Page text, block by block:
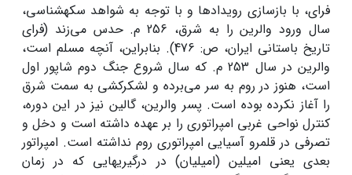
فرای، با بازسازی رویدادها و با توجه به شواهد سکه­شناسی،
سال ورود والرین را به شرق، 256 م. حدس می‌زند (فرای
تاریخ باستانی ایران، ص: 476). بنابراین، آنچه مسلم است،
والرین در سال 253 م. که سال شروع جنگ دوم شاپور اول
است، هنوز در روم به سر می‌برده و لشکرکشی به سمت شرق
را آغاز نکرده بوده است. پسر والرین، گالین نیز در این دوره،
کنترل نواحی غربی امپراتوری را بر عهده داشته است و دخل و
تصرفی در قلمرو آسیایی امپراتوری روم نداشته است. امپراتور
بعدی یعنی امیلین (امیلیان) در درگیری­هایی که در زمان